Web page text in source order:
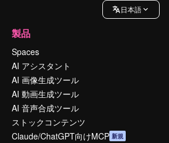
日本語
製品
Spaces
AI アシスタント
AI 画像生成ツール
AI 動画生成ツール
AI 音声合成ツール
ストックコンテンツ
Claude/ChatGPT向けMCP 新規